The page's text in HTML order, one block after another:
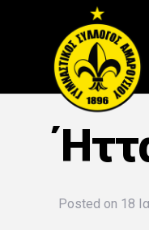
Posted on 18